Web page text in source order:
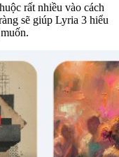
rất nhiều vào cách
sẽ giúp Lyria 3 hiểu